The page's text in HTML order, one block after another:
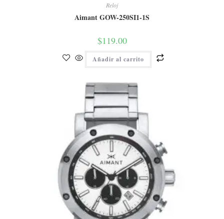
Reloj
Aimant GOW-250SI1-1S
$119.00
Añadir al carrito